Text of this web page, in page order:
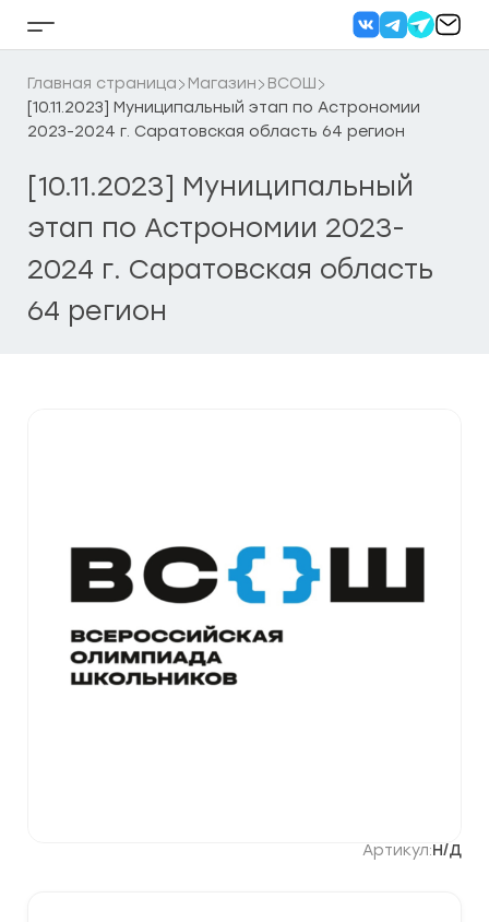
Кнопка
бокового
меню
Главная страница Магазин
ВСОШ
[10.11.2023] Муниципальный этап по Астрономии
2023-2024 г. Саратовская область 64 регион
[10.11.2023] Муниципальный
этап по Астрономии 2023-
2024 г. Саратовская область
64 регион
Артикул:Н/Д